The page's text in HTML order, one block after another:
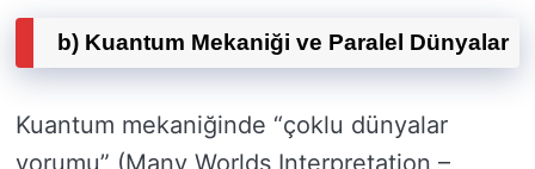
b) Kuantum Mekaniği ve Paralel Dünyalar
Kuantum mekaniğinde “çoklu dünyalar
yorumu” (Many Worlds Interpretation –